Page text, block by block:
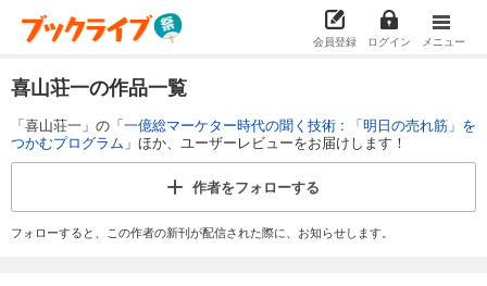
会員登録 ログイン メニュー
喜山荘一の作品一覧
「喜山荘一」の「一億総マーケター時代の聞く技術 : 「明日の売れ筋」を
つかむプログラム 」ほか、ユーザーレビューをお届けします！
作者をフォローする
フォローすると、この作者の新刊が配信された際に、お知らせします。